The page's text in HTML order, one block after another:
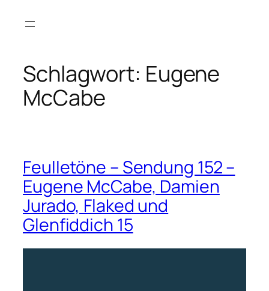
Inhalt
Schlagwort: Eugene
McCabe
Feulletöne – Sendung 152 –
Eugene McCabe, Damien
Jurado, Flaked und
Glenfiddich 15